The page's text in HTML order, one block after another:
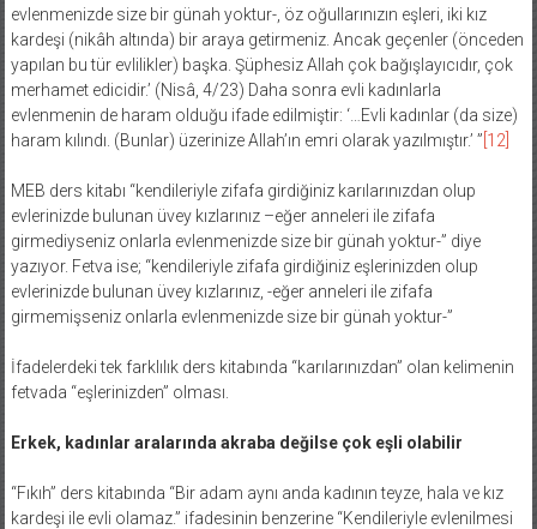
evlenmenizde size bir günah yoktur-, öz oğullarınızın eşleri, iki kız
kardeşi (nikâh altında) bir araya getirmeniz. Ancak geçenler (önceden
yapılan bu tür evlilikler) başka. Şüphesiz Allah çok bağışlayıcıdır, çok
merhamet edicidir.’ (Nisâ, 4/23) Daha sonra evli kadınlarla
evlenmenin de haram olduğu ifade edilmiştir: ‘…Evli kadınlar (da size)
haram kılındı. (Bunlar) üzerinize Allah’ın emri olarak yazılmıştır.’ ” [12]
MEB ders kitabı “kendileriyle zifafa girdiğiniz karılarınızdan olup
evlerinizde bulunan üvey kızlarınız –eğer anneleri ile zifafa
girmediyseniz onlarla evlenmenizde size bir günah yoktur-” diye
yazıyor. Fetva ise; “kendileriyle zifafa girdiğiniz eşlerinizden olup
evlerinizde bulunan üvey kızlarınız, -eğer anneleri ile zifafa
girmemişseniz onlarla evlenmenizde size bir günah yoktur-”
İfadelerdeki tek farklılık ders kitabında “karılarınızdan” olan kelimenin
fetvada “eşlerinizden” olması.
Erkek, kadınlar aralarında akraba değilse çok eşli olabilir
“Fıkıh” ders kitabında “Bir adam aynı anda kadının teyze, hala ve kız
kardeşi ile evli olamaz.” ifadesinin benzerine “Kendileriyle evlenilmesi